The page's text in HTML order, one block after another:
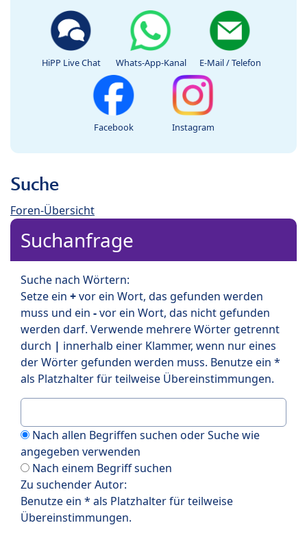
HiPP Live Chat Whats-App-Kanal E-Mail / Telefon
Facebook Instagram
Suche
Foren-Übersicht
Suchanfrage
Suche nach Wörtern:
Setze ein +vor ein Wort, das gefunden werden
muss und ein -vor ein Wort, das nicht gefunden
werden darf. Verwende mehrere Wörter getrennt
durch | innerhalb einer Klammer, wenn nur eines
der Wörter gefunden werden muss. Benutze ein *
als Platzhalter für teilweise Übereinstimmungen.
Nach allen Begriffen suchen oder Suche wie
angegeben verwenden
Nach einem Begriff suchen
Zu suchender Autor:
Benutze ein * als Platzhalter für teilweise
Übereinstimmungen.